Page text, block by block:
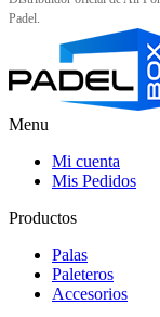
Padel.
Menu
Mi cuenta
Mis Pedidos
Productos
Palas
Paleteros
Accesorios